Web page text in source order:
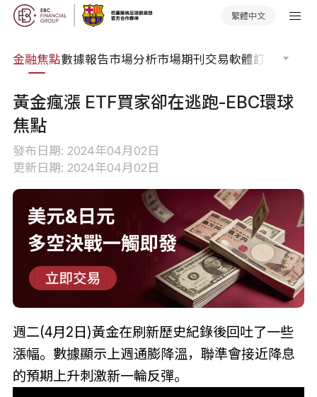
繁體中文
金融焦點數據報告市場分析市場期刊交易軟體訂單流
黃金瘋漲 ETF買家卻在逃跑-EBC環球
焦點
發布日期: 2024年04月02日
更新日期: 2024年04月02日
週二(4月2日)黃金在刷新歷史紀錄後回吐了一些
漲幅。數據顯示上週通膨降溫，聯準會接近降息
的預期上升刺激新一輪反彈。